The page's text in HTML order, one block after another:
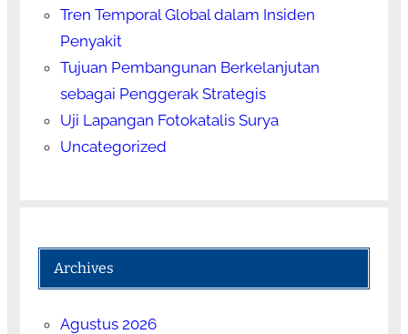
Tren Temporal Global dalam Insiden
Penyakit
Tujuan Pembangunan Berkelanjutan
sebagai Penggerak Strategis
Uji Lapangan Fotokatalis Surya
Uncategorized
Archives
Agustus 2026